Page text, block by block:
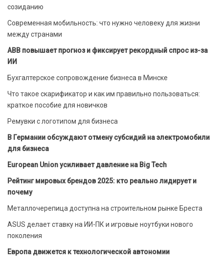
созиданию
Современная мобильность: что нужно человеку для жизни
между странами
ABB повышает прогноз и фиксирует рекордный спрос из-за
ИИ
Бухгалтерское сопровождение бизнеса в Минске
Что такое скарификатор и как им правильно пользоваться:
краткое пособие для новичков
Ремувки с логотипом для бизнеса
В Германии обсуждают отмену субсидий на электромобили
для бизнеса
European Union усиливает давление на Big Tech
Рейтинг мировых брендов 2025: кто реально лидирует и
почему
Металлочерепица доступна на строительном рынке Бреста
ASUS делает ставку на ИИ-ПК и игровые ноутбуки нового
поколения
Европа движется к технологической автономии